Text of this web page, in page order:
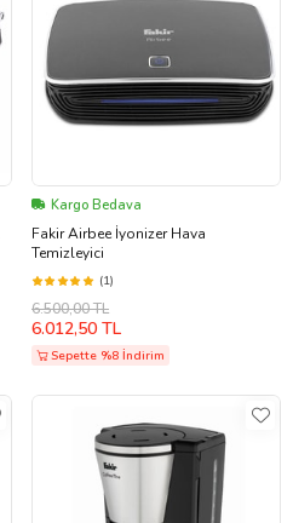
Kargo Bedava
Fakir Airbee İyonizer Hava
Temizleyici
(1)
6.500,00 TL
6.012,50 TL
Sepette %8 İndirim